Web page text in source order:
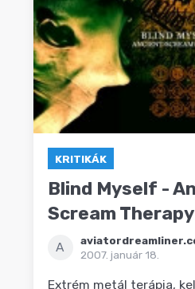
KRITIKÁK
Blind Myself -
Scream Therapy
A
2007. január 18.
Extrém metál terápia,